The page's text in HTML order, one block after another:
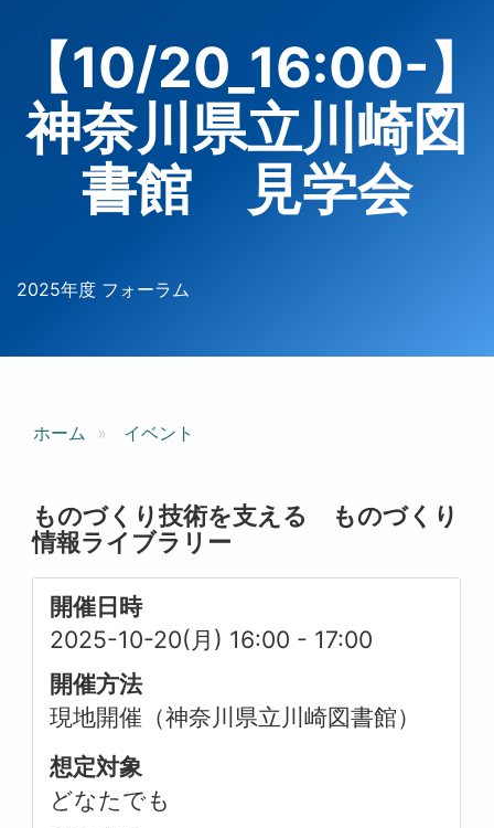
ー
【10/20_16:00-】
神奈川県立川崎図
書館 見学会
2025年度 フォーラム
ホーム イベント
ものづくり技術を支える ものづくり
情報ライブラリー
開催日時
2025-10-20(月) 16:00 - 17:00
開催方法
現地開催（神奈川県立川崎図書館）
想定対象
どなたでも